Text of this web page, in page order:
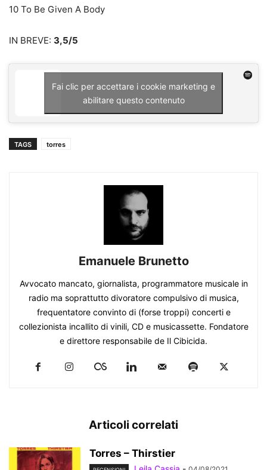
10 To Be Given A Body
IN BREVE: 3,5/5
Fai clic per accettare i cookie marketing e
abilitare questo contenuto
TAGS torres
Emanuele Brunetto
Avvocato mancato, giornalista, programmatore musicale in
radio ma soprattutto divoratore compulsivo di musica,
frequentatore convinto di (forse troppi) concerti e
collezionista incallito di vinili, CD e musicassette. Fondatore
e direttore responsabile de Il Cibicida.
Articoli correlati
Torres – Thirstier